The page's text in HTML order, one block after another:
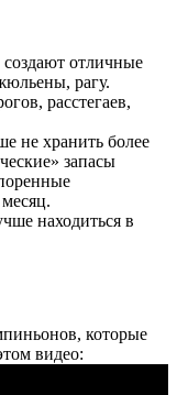
отличные
рагу.
расстегаев,
не хранить более
запасы
находиться в
которые
видео: